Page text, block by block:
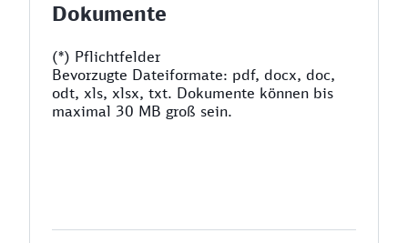
Dokumente
(*) Pflichtfelder
Bevorzugte Dateiformate: pdf, docx, doc,
odt, xls, xlsx, txt. Dokumente können bis
maximal 30 MB groß sein.